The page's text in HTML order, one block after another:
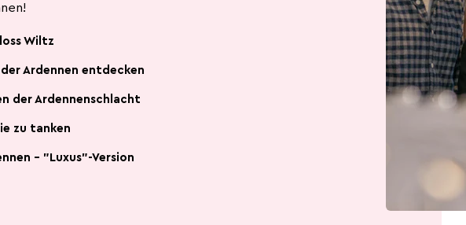
Wiltz
Ardennen entdecken
der Ardennenschlacht
zu tanken
- "Luxus"-Version